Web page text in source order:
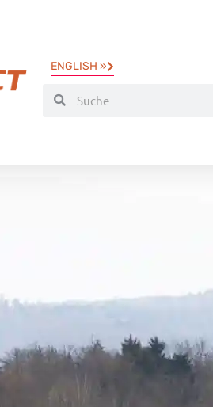
ENGLISH »